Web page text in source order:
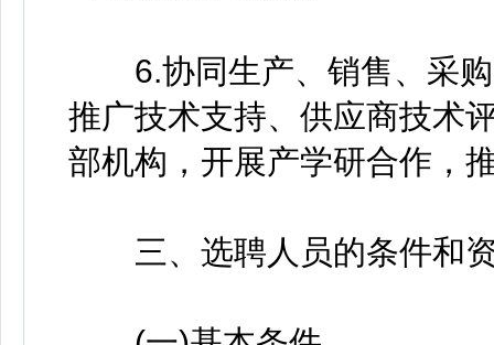
6.协同生产、销售、采购
推广技术支持、供应商技术
部机构，开展产学研合作，
三、选聘人员的条件和